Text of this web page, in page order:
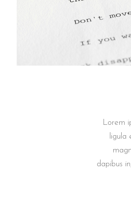
Lorem
ligula
dapibus